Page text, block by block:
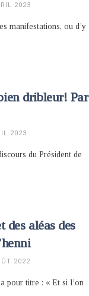
2023
manifestations, ou d’y
dribleur! Par
2023
du Président de
des aléas des
2022
pour titre : « Et si l’on